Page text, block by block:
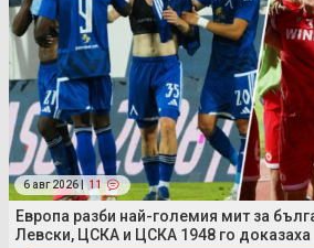
6 авг 2026 | 11
Европа разби най-големия мит за
Левски, ЦСКА и ЦСКА 1948 го доказаха